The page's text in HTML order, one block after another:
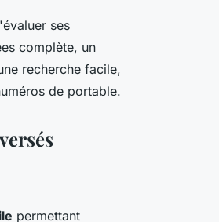
ses
complète, un
recherche facile,
de portable.
permettant